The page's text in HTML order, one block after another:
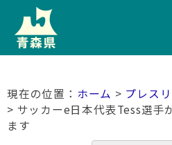
ホーム > プレス
> サッカーe日本代表Tess選手
ます